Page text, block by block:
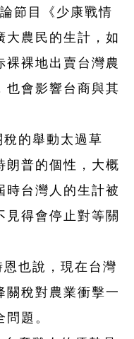
節目《少康戰情
大農民的生計，如
裸裸地出賣台灣農
也會影響台商與其
的舉動太過草
朗普的個性，大概
時台灣人的生計被
見得會停止對等關
也說，現在台灣
關稅對農業衝擊一
題。